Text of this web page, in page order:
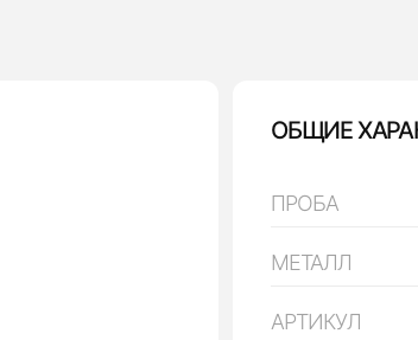
ОБЩИЕ
ПРОБА
МЕТАЛЛ
АРТИКУЛ